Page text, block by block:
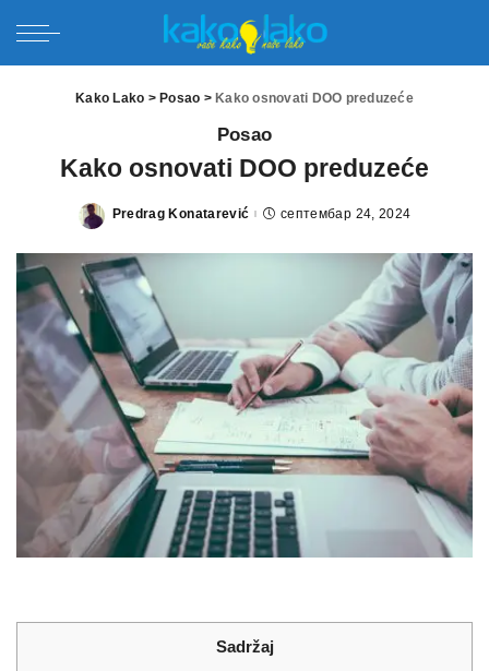
Kako Lako > Posao > Kako osnovati DOO preduzeće
Posao
Kako osnovati DOO preduzeće
Posted
Predrag Konatarević септембар 24, 2024
Sadržaj